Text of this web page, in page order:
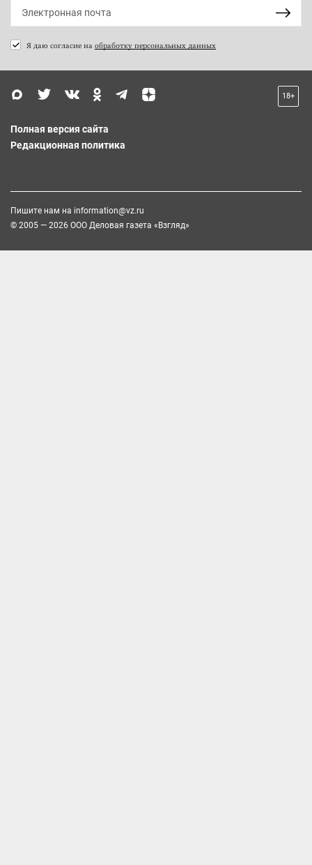
Я даю согласие на обработку персональных данных
18+
Полная версия сайта
Редакционная политика
Пишите нам на information@vz.ru
© 2005 — 2026 ООО Деловая газета «Взгляд»